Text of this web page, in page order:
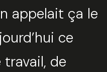
appelait ça le
ce
de